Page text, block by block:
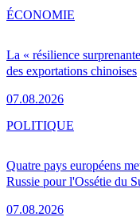
La « résilience
des exportations chinoises
07.08.2026
ÉCONOMIE
Quatre pays européens
Russie pour l'Ossétie du
07.08.2026
POLITIQUE